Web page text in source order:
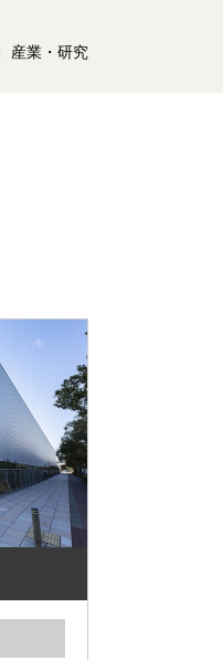
産業・研究